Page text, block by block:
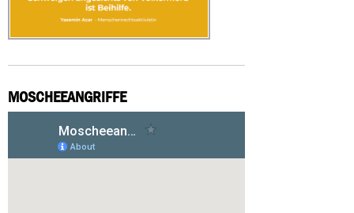
MOSCHEEANGRIFFE